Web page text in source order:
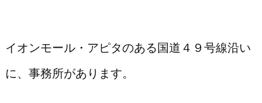
イオンモール・アピタのある国道４９号線沿い
に、事務所があります。